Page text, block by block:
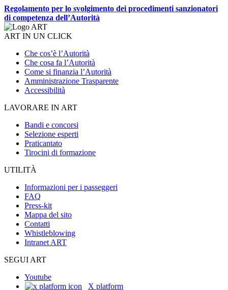
Regolamento per lo svolgimento dei procedimenti sanzionatori
di competenza dell’Autorità
ART IN UN CLICK
Che cos’è l’Autorità
Che cosa fa l’Autorità
Come si finanzia l’Autorità
Amministrazione Trasparente
Accessibilità
LAVORARE IN ART
Bandi e concorsi
Selezione esperti
Praticantato
Tirocini di formazione
UTILITÀ
Informazioni per i passeggeri
FAQ
Press-kit
Mappa del sito
Contatti
Whistleblowing
Intranet ART
SEGUI ART
Youtube
X platform